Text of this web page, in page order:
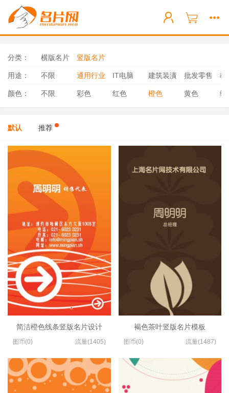
分类： 横版名片 竖版名片
用途： 不限 通用行业 IT电脑 建筑装潢 批发零售 教
颜色： 不限 彩色 红色 橙色 黄色 绿
默认 推荐
简洁橙色线条竖版名片设计
图币(0) 流量(1405)
褐色茶叶竖版名片模板
图币(0) 流量(1487)